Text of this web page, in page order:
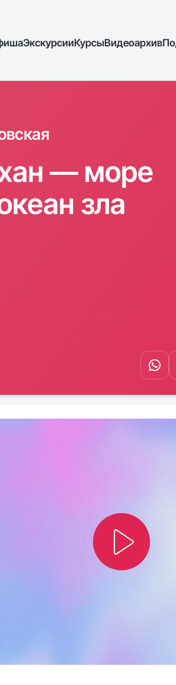
ЭкскурсииКурсыВидеоархив
— море
зла